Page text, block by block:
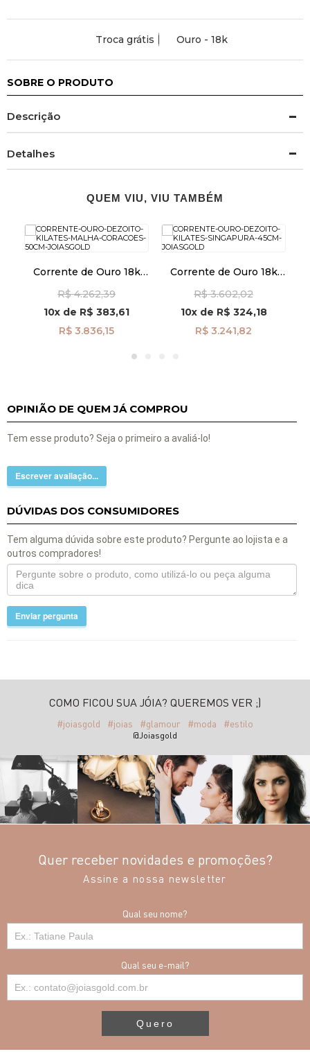
Troca grátis Ouro - 18k
SOBRE O PRODUTO
Descrição
Detalhes
QUEM VIU, VIU TAMBÉM
Corrente de Ouro 18k
co04867
R$ 4.262,39
10x de R$ 383,61
R$ 3.836,15
Corrente de Ouro 18k
45cm co01433
R$ 3.602,02
10xde R$ 324,18
R$ 3.241,82
OPINIÃO DE QUEM JÁ COMPROU
Tem esse produto? Seja o primeiro a avaliá-lo!
Escrever avaliação...
DÚVIDAS DOS CONSUMIDORES
Tem alguma dúvida sobre este produto? Pergunte ao lojista e a
outros compradores!
Enviar pergunta
COMO FICOU SUA JÓIA? QUEREMOS VER ;)
#joiasgold #joias #glamour #moda #estilo
@Joiasgold
Quer receber novidades e promoções?
Assine a nossa newsletter
Qual seu nome?
Qual seu e-mail?
Quero